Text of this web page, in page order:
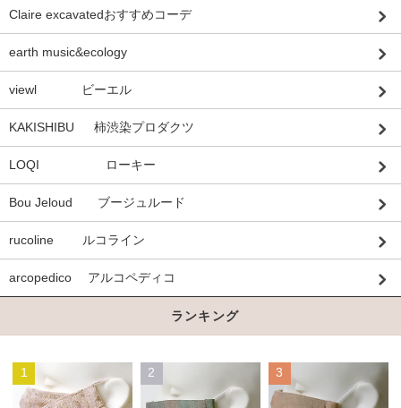
Claire excavatedおすすめコーデ
earth music&ecology
viewl ビーエル
KAKISHIBU 柿渋染プロダクツ
LOQI ローキー
Bou Jeloud ブージュルード
rucoline ルコライン
arcopedico アルコペディコ
ランキング
1 2 3